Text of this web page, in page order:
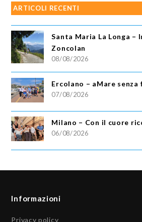
ARTICOLI RECENTI
Santa Maria La Longa –
Zoncolan
08/08/2026
Ercolano – aMare
07/08/2026
Milano – Con il cuore
06/08/2026
Informazioni
Privacy policy